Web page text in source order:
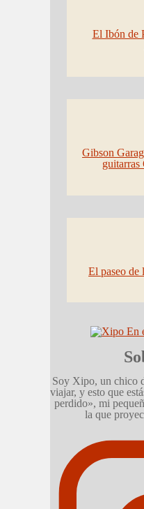
El Ibón de
Gibson
guitarras
El paseo
Soy Xipo, un chico
viajar, y esto que
perdido», mi
la que